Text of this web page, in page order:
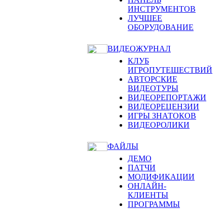
ИНСТРУМЕНТОВ
ЛУЧШЕЕ
ОБОРУДОВАНИЕ
ВИДЕОЖУРНАЛ
КЛУБ
ИГРОПУТЕШЕСТВИЙ
АВТОРСКИЕ
ВИДЕОТУРЫ
ВИДЕОРЕПОРТАЖИ
ВИДЕОРЕЦЕНЗИИ
ИГРЫ ЗНАТОКОВ
ВИДЕОРОЛИКИ
ФАЙЛЫ
ДЕМО
ПАТЧИ
МОДИФИКАЦИИ
ОНЛАЙН-
КЛИЕНТЫ
ПРОГРАММЫ